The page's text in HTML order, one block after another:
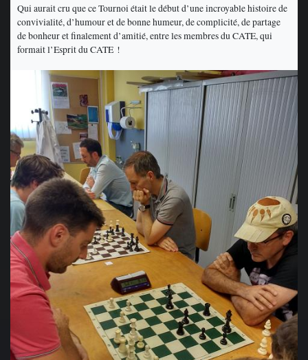
Qui aurait cru que ce Tournoi était le début d’une incroyable histoire de
convivialité, d’humour et de bonne humeur, de complicité, de partage
de bonheur et finalement d’amitié, entre les membres du CATE, qui
formait l’Esprit du CATE !